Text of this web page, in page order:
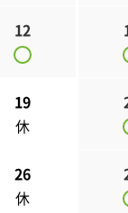
12
19
休
26
休